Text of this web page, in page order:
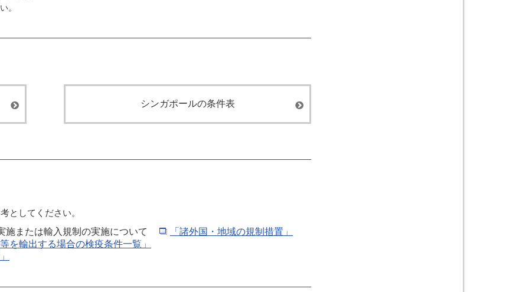
。
シンガポールの条件表
としてください。
施または輸入規制の実施について
「諸外国・地域の規制措置」
を輸出する場合の検疫条件一覧」